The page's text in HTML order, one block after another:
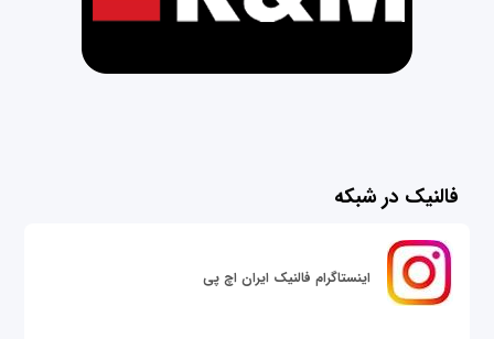
فالنیک در شبکه
اینستاگرام فالنیک ایران اچ پی